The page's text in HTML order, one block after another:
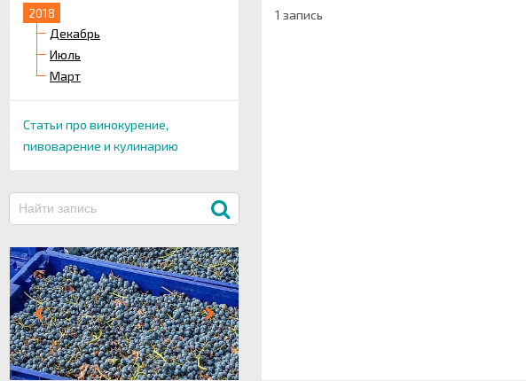
2018
Декабрь
Июль
Март
Статьи про винокурение,
пивоварение и кулинарию
1 запись